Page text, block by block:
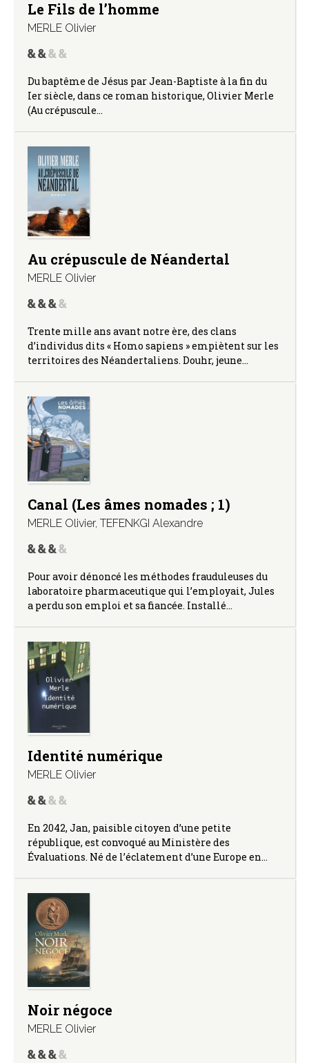
Le Fils de l’homme
MERLE Olivier
Du baptême de Jésus par Jean-Baptiste à la fin du
Ier siècle, dans ce roman historique, Olivier Merle
(Au crépuscule…
Au crépuscule de Néandertal
MERLE Olivier
Trente mille ans avant notre ère, des clans
d’individus dits « Homo sapiens » empiètent sur les
territoires des Néandertaliens. Douhr, jeune…
Canal (Les âmes nomades ; 1)
MERLE Olivier, TEFENKGI Alexandre
Pour avoir dénoncé les méthodes frauduleuses du
laboratoire pharmaceutique qui l’employait, Jules
a perdu son emploi et sa fiancée. Installé…
Identité numérique
MERLE Olivier
En 2042, Jan, paisible citoyen d’une petite
république, est convoqué au Ministère des
Évaluations. Né de l’éclatement d’une Europe en…
Noir négoce
MERLE Olivier